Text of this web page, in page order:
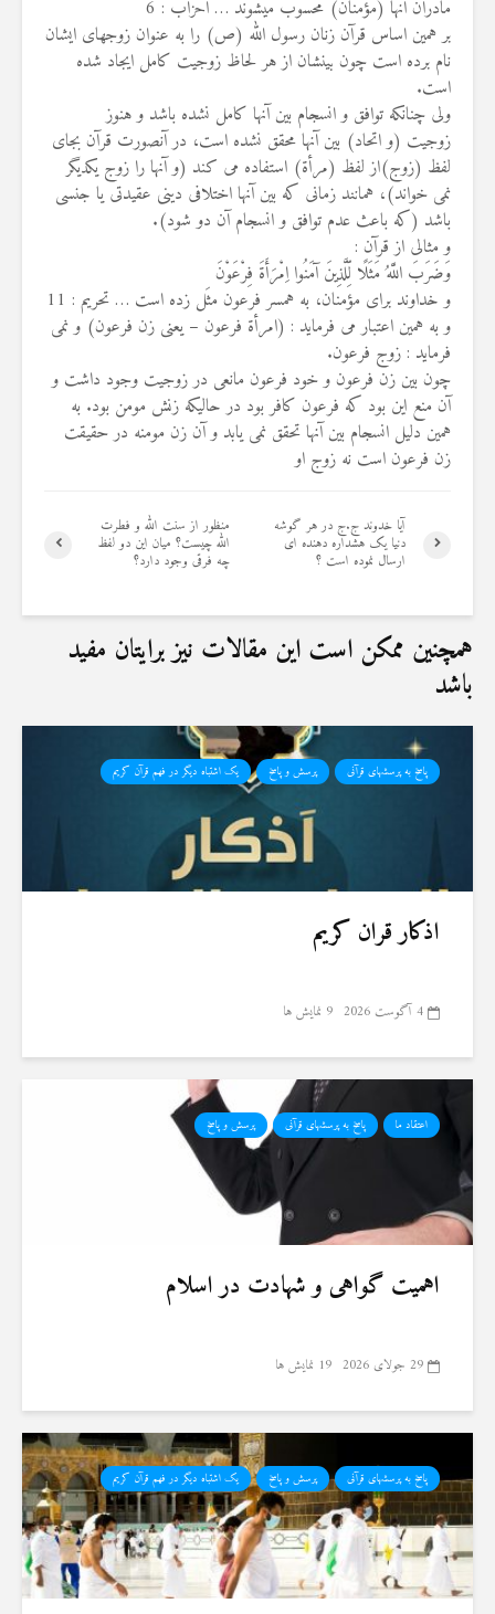
مادران آنها (مؤمنان) محسوب میشوند … احزاب : 6
بر همین اساس قرآن زنان رسول الله (ص) را به عنوان زوجهای ایشان
نام برده است چون بینشان از هر لحاظ زوجیت کامل ایجاد شده
است.
ولی چنانکه توافق و انسجام بین آنها کامل نشده باشد و هنوز
زوجیت (و اتحاد) بین آنها محقق نشده است، در آنصورت قرآن بجای
لفظ (زوج)از لفظ (مرأة) استفاده می کند (و آنها را زوج یکدیگر
نمی خواند)، همانند زمانی که بین آنها اختلافی دینی عقیدتی یا جنسی
باشد (که باعث عدم توافق و انسجام آن دو شود).
و مثالی از قرآن :
وَضَرَبَ اللَّهُ مَثَلًا لِّلَّذِینَ آمَنُوا اِمْرَأَةَ فِرْعَوْنَ
و خداوند برای مؤمنان، به همسر فرعون مثَل زده است … تحریم : 11
و به همین اعتبار می فرماید : (امرأة فرعون – یعنی زن فرعون) و نمی
فرماید : زوج فرعون.
چون بین زن فرعون و خود فرعون مانعی در زوجیت وجود داشت و
آن منع این بود که فرعون کافر بود در حالیکه زنش مومن بود. به
همین دلیل انسجام بین آنها تحقق نمی یابد و آن زن مومنه در حقیقت
زن فرعون است نه زوج او
منظور از سنت الله و فطرت
الله چیست؟ میان این دو لفظ
چه فرقی وجود دارد؟
آیا خدوند ج.ج در هر گوشه
دنیا یک هشداره دهنده ای
ارسال نموده است ؟
همچنین ممکن است این مقالات نیز برایتان مفید
باشد
پاسخ به پرسشهای قرآنی پرسش و پاسخ یک اشتباه دیگر در فهم قرآن کریم
اذکار قران کریم
4 آگوست 2026 9 نمایش ها
اعتقاد ما پاسخ به پرسشهای قرآنی پرسش و پاسخ
اهمیت گواهی و شهادت در اسلام
29 جولای 2026 19 نمایش ها
پاسخ به پرسشهای قرآنی پرسش و پاسخ یک اشتباه دیگر در فهم قرآن کریم
19 جولای 2026
36 نمایش ها